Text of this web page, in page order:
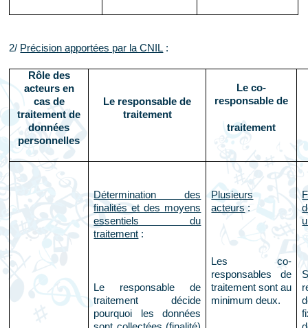
2/ Précision apportées par la CNIL :
Rôle des
acteurs en
cas de
traitement de
données
personnelles
Le responsable de
traitement
Le co-
responsable de
traitement
Détermination des
finalités et des moyens
essentiels du
traitement :
Le responsable de
traitement décide
pourquoi les données
Plusieurs
acteurs:
Les co-
responsables de
traitement sont au
minimum deux.